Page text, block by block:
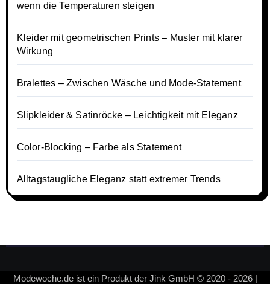
wenn die Temperaturen steigen
Kleider mit geometrischen Prints – Muster mit klarer
Wirkung
Bralettes – Zwischen Wäsche und Mode-Statement
Slipkleider & Satinröcke – Leichtigkeit mit Eleganz
Color-Blocking – Farbe als Statement
Alltagstaugliche Eleganz statt extremer Trends
Modewoche.de ist ein Produkt der Jink GmbH © 2020 - 2026 |